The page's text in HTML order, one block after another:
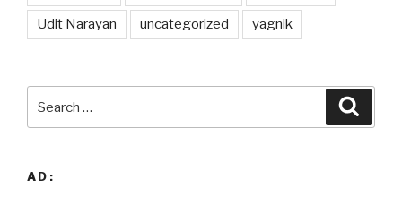
Udit Narayan uncategorized yagnik
for:
AD: